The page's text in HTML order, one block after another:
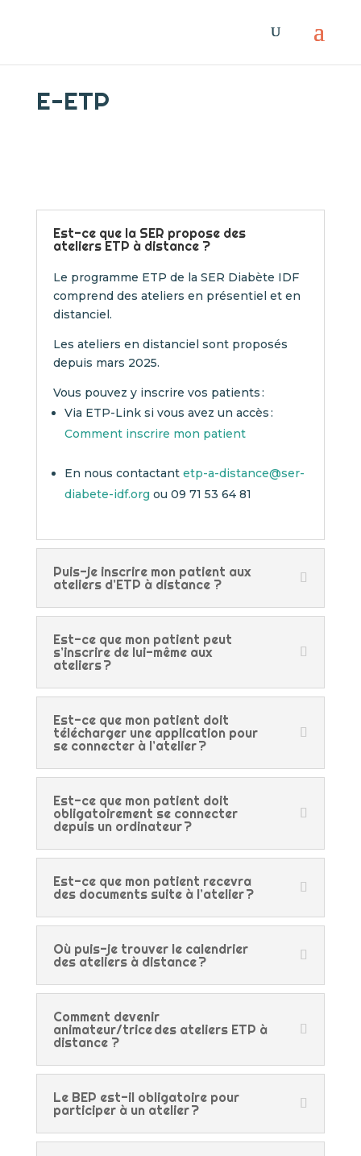
E-ETP
Est-ce que la SER propose des
ateliers ETP à distance ?
Le programme ETP de la SER Diabète IDF
comprend des ateliers en présentiel et en
distanciel.
Les ateliers en distanciel sont proposés
depuis mars 2025.
Vous pouvez y inscrire vos patients :
Via ETP-Link si vous avez un accès :
Comment inscrire mon patient
En nous contactant etp-a-distance@ser-
diabete-idf.org ou 09 71 53 64 81
Puis-je inscrire mon patient aux
ateliers d’ETP à distance ?
Est-ce que mon patient peut
s’inscrire de lui-même aux
ateliers ?
Est-ce que mon patient doit
télécharger une application pour
se connecter à l’atelier ?
Est-ce que mon patient doit
obligatoirement se connecter
depuis un ordinateur ?
Est-ce que mon patient recevra
des documents suite à l’atelier ?
Où puis-je trouver le calendrier
des ateliers à distance ?
Comment devenir
animateur/trice des ateliers ETP à
distance ?
Le BEP est-il obligatoire pour
participer à un atelier ?